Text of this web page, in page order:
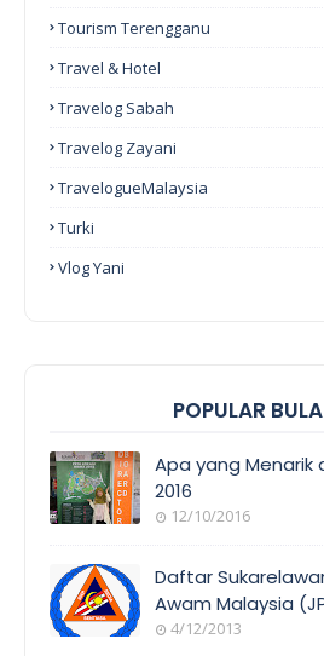
Tourism Terengganu
Travel & Hotel
Travelog Sabah
Travelog Zayani
TravelogueMalaysia
Turki
Vlog Yani
POPULAR
COVERAGE
Apa yang Menarik
2016
12/10/2016
Daftar
Awam Malaysia
4/12/2013